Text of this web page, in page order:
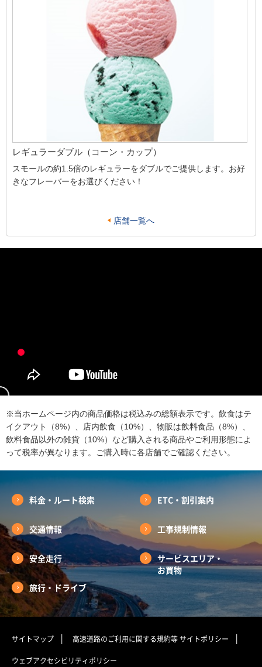
レギュラーダブル（コーン・カップ）
スモールの約1.5倍のレギュラーをダブルでご提供します。お好
きなフレーバーをお選びください！
店舗一覧へ
※当ホームページ内の商品価格は税込みの総額表示です。飲食はテ
イクアウト（8%）、店内飲食（10%）、物販は飲料食品（8%）、
飲料食品以外の雑貨（10%）など購入される商品やご利用形態によ
って税率が異なります。ご購入時に各店舗でご確認ください。
料金・ルート検索 ETC・割引案内
交通情報 工事規制情報
安全走行
サービスエリア・
お買物
旅行・ドライブ
サイトマップ 高速道路のご利用に関する規約等サイトポリシー
ウェブアクセシビリティポリシー